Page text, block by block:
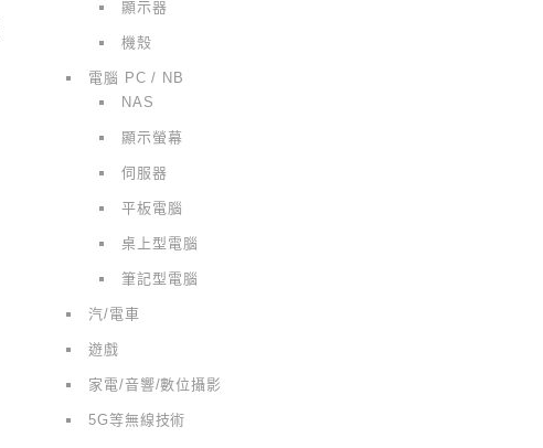
顯示器
機殼
電腦 PC / NB
NAS
顯示螢幕
伺服器
平板電腦
桌上型電腦
筆記型電腦
汽/電車
遊戲
家電/音響/數位攝影
5G等無線技術